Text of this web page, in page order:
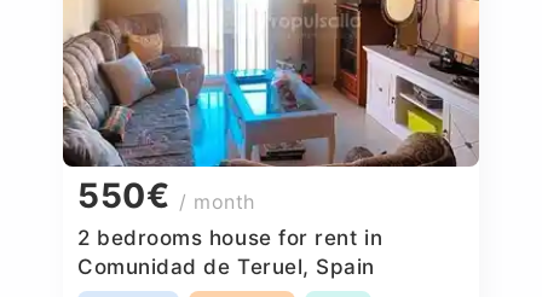
550€ / month
2 bedrooms house for rent in
Comunidad de Teruel, Spain